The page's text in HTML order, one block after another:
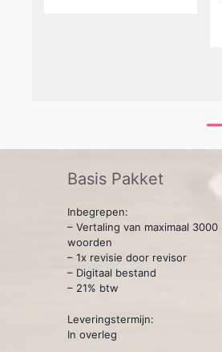
Basis Pakket
Inbegrepen:
– Vertaling van maximaal 3000
woorden
– 1x revisie door revisor
– Digitaal bestand
– 21% btw
Leveringstermijn:
In overleg